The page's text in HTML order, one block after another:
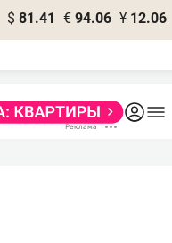
$ 81.41 € 94.06 ¥ 12.06